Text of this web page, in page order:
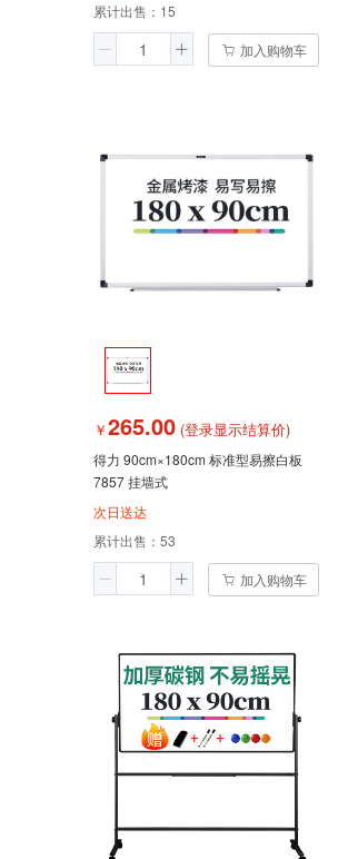
累计出售： 15
加入购物车
￥265.00 (登录显示结算价)
得力 90cm×180cm 标准型易擦白板
7857 挂墙式
次日送达
累计出售： 53
加入购物车